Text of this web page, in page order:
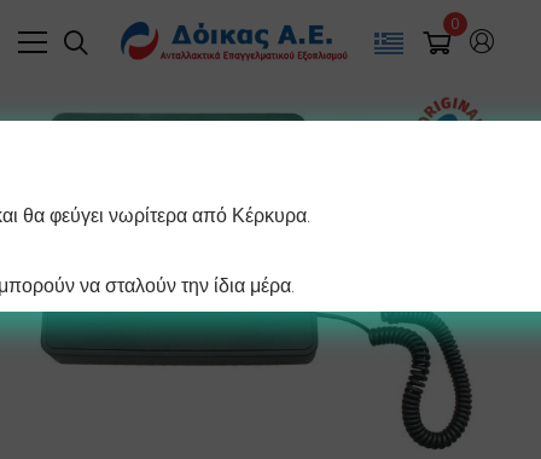
0
θα φεύγει νωρίτερα από Κέρκυρα.
να σταλούν την ίδια μέρα.